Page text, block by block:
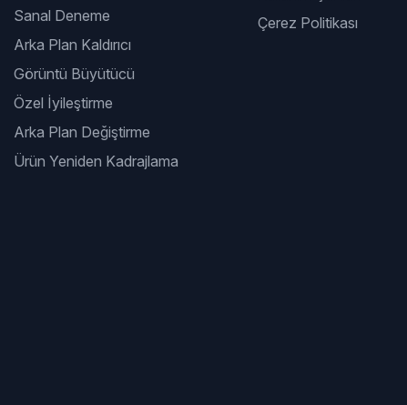
Sanal Deneme
Arka Plan Kaldırıcı
Görüntü Büyütücü
Özel İyileştirme
Arka Plan Değiştirme
Ürün Yeniden Kadrajlama
Çerez Politikası